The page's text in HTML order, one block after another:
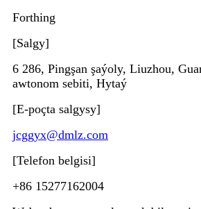
Forthing
[Salgy]
6 286, Pingşan şaýoly, Liuzhou,
awtonom sebiti, Hytaý
[E-poçta salgysy]
jcggyx@dmlz.com
[Telefon belgisi]
+86 15277162004